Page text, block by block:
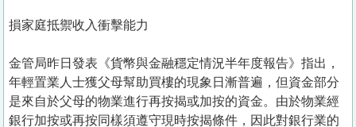
我
們
損家庭抵禦收入衝擊能力
金管局昨日發表《貨幣與金融穩定情況半年度報告》指出，
年輕置業人士獲父母幫助買樓的現象日漸普遍，但資金部分
是來自於父母的物業進行再按揭或加按的資金。由於物業經
銀行加按或再按同樣須遵守現時按揭條件，因此對銀行業的